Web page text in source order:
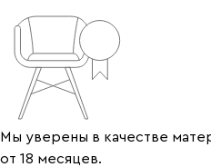
Мы уверены в качестве
от 18 месяцев.